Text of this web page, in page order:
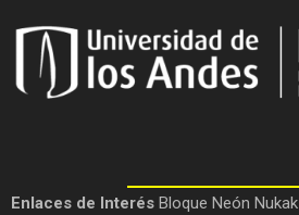
Enlaces de Interés Bloque Neón Nukak